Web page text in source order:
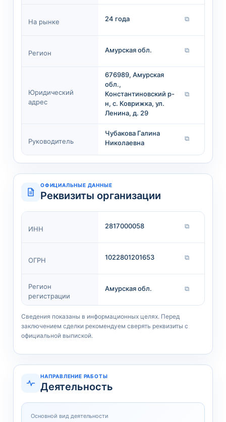
На рынке 24 года ⧉
Регион Амурская обл. ⧉
Юридический
адрес
676989, Амурская
обл.,
Константиновский р-
н, с. Коврижка, ул.
Ленина, д. 29
⧉
Руководитель
Чубакова Галина
Николаевна
⧉
ОФИЦИАЛЬНЫЕ ДАННЫЕ
Реквизиты организации
ИНН 2817000058 ⧉
ОГРН 1022801201653 ⧉
Регион
регистрации
Амурская обл. ⧉
Сведения показаны в информационных целях. Перед
заключением сделки рекомендуем сверять реквизиты с
официальной выпиской.
НАПРАВЛЕНИЕ РАБОТЫ
Деятельность
Основной вид деятельности